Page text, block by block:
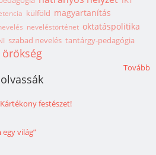
külföld magyartanítás
neveléstörténet oktatáspolitika
szabad nevelés tantárgy-pedagógia
örökség
Tovább
festészet!
világ”